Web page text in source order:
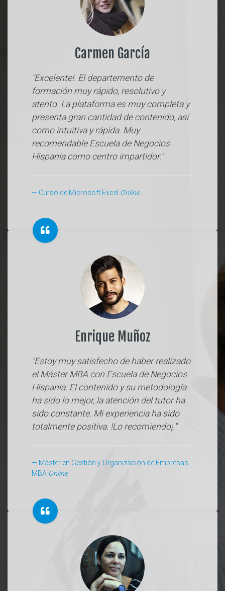
Carmen García
"Excelente!. El departemento de
formación muy rápido, resolutivo y
atento. La plataforma es muy completa y
presenta gran cantidad de contenido, así
como intuitiva y rápida. Muy
recomendable Escuela de Negocios
Hispania como centro impartidor."
Curso de Microsoft Excel Online
Enrique Muñoz
"Estoy muy satisfecho de haber realizado
el Máster MBA con Escuela de Negocios
Hispania. El contenido y su metodología
ha sido lo mejor, la atención del tutor ha
sido constante. Mi experiencia ha sido
totalmente positiva. !Lo recomiendo¡."
Máster en Gestión y Organización de Empresas
MBA Online